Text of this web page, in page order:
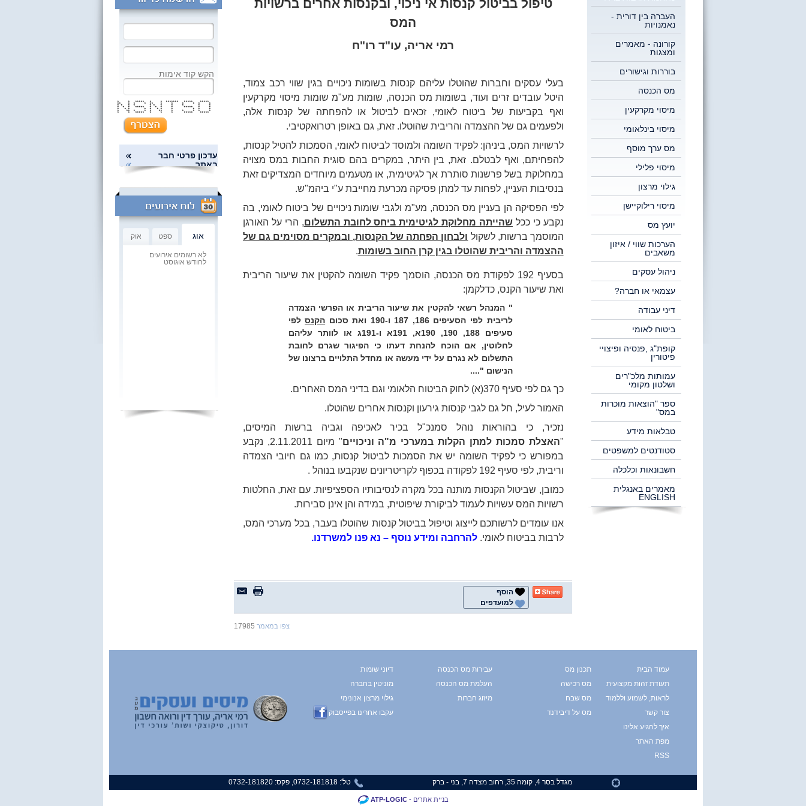
העברה בין דורית -
נאמנויות
קורונה - מאמרים
ומצגות
בוררות וגישורים
מס הכנסה
מיסוי מקרקעין
מיסוי בינלאומי
מס ערך מוסף
מיסוי פלילי
גילוי מרצון
מיסוי רילוקיישן
יועץ מס
הערכות שווי / איזון
משאבים
ניהול עסקים
עצמאי או חברה?
דיני עבודה
ביטוח לאומי
קופת"ג ,פנסיה ופיצויי
פיטורין
עמותות מלכ"רים
ושלטון מקומי
ספר "הוצאות מוכרות
במס"
טבלאות מידע
סטודנטים למשפטים
חשבונאות וכלכלה
מאמרים באנגלית
ENGLISH
טיפול בביטול קנסות אי ניכוי, ובקנסות אחרים ברשויות
המס
רמי אריה, עו"ד רו"ח
בעלי עסקים וחברות שהוטלו עליהם קנסות בשומות ניכויים בגין שווי רכב צמוד,
היטל עובדים זרים ועוד, בשומות מס הכנסה, שומות מע"מ שומות מיסוי מקרקעין
ואף בקביעות של ביטוח לאומי, זכאים לביטול או להפחתה של קנסות אלה,
ולפעמים גם של ההצמדה והריבית שהוטלו. זאת, גם באופן רטרואקטיבי.
לרשויות המס, ביניהן: לפקיד השומה ולמוסד לביטוח לאומי, הסמכות להטיל קנסות,
להפחיתם, ואף לבטלם. זאת, בין היתר, במקרים בהם סוגית החבות במס מצויה
במחלוקת בשל פרשנות סותרת אך לגיטימית, או מטעמים מיוחדים המצדיקים זאת
בנסיבות העניין, לפחות עד למתן פסיקה מכרעת מחייבת ע"י ביהמ"ש.
לפי הפסיקה הן בעניין מס הכנסה, מע"מ ולגבי שומות ניכויים של ביטוח לאומי, בה
נקבע כי ככל שהייתה מחלוקת לגיטימית ביחס לחובת התשלום, הרי על האורגן
המוסמך ברשות, לשקול ולבחון הפחתה של הקנסות, ובמקרים מסוימים גם של
ההצמדה והריבית שהוטלו בגין קרן החוב בשומות.
בסעיף 192 לפקודת מס הכנסה, הוסמך פקיד השומה להקטין את שיעור הריבית
ואת שיעור הקנס, כדלקמן:
" המנהל רשאי להקטין את שיעור הריבית או הפרשי הצמדה
לריבית לפי הסעיפים 186, 187 ו-190 ואת סכום
הקנסלפי
סעיפים 188, 190, 190א, 191א ו-191ג או לוותר עליהם
לחלוטין, אם הוכח להנחת דעתו כי הפיגור שגרם לחובת
התשלום לא נגרם על ידי מעשה או מחדל התלויים ברצונו של
הנישום ...."
כך גם לפי סעיף 370(א) לחוק הביטוח הלאומי וגם בדיני המס האחרים.
האמור לעיל, חל גם לגבי קנסות גירעון וקנסות אחרים שהוטלו.
נזכיר, כי בהוראות נוהל סמנכ"ל בכיר לאכיפה וגביה ברשות המיסים,
"האצלת סמכות למתן הקלות במערכי מ"ה וניכויים
" מיום 2.11.2011, נקבע
במפורש כי לפקיד השומה יש את הסמכות לביטול קנסות, כמו גם חיובי הצמדה
וריבית, לפי סעיף 192 לפקודה בכפוף לקריטריונים שנקבעו בנוהל
.
כמובן, שביטול הקנסות מותנה בכל מקרה לנסיבותיו הספציפיות. עם זאת, החלטות
רשויות המס עשויות לעמוד לביקורת שיפוטית, במידה והן אינן סבירות.
אנו עומדים לרשותכם לייצוג וטיפול בביטול קנסות שהוטלו בעבר, בכל מערכי המס,
לרבות בביטוח לאומי. להרחבה ומידע נוסף – נא פנו למשרדנו.
הוסף
למועדפים
צפו במאמר 17985
הקש קוד אימות
* * ***** * * ******* ***** *****
** * * * ** * * * * * *
* * * * * * * * * * *
* * * ***** * * * * ***** * *
* * * * * * * * * * *
* ** * * * ** * * * * *
* * ***** * * * ***** *****
עדכון פרטי חבר
באתר
אוג ספט אוק
לא רשומים אירועים
לחודש אוגוסט
עמוד הבית
תעודת זהות מקצועית
לראות, לשמוע וללמוד
צור קשר
תכנון מס
מס רכישה
מס שבח
מס על דיבידנד
עבירות מס הכנסה
העלמת מס הכנסה
מיזוג חברות
דיוני שומות
מוניטין בחברה
גילוי מרצון אנונימי
עקבו אחרינו בפייסבוק
איך להגיע אלינו
מפת האתר
RSS
מגדל בסר 4, קומה 35, רחוב מצדה 7, בני - ברק טל': 0732-181818, פקס: 0732-181820
ATP-LOGIC - בניית אתרים